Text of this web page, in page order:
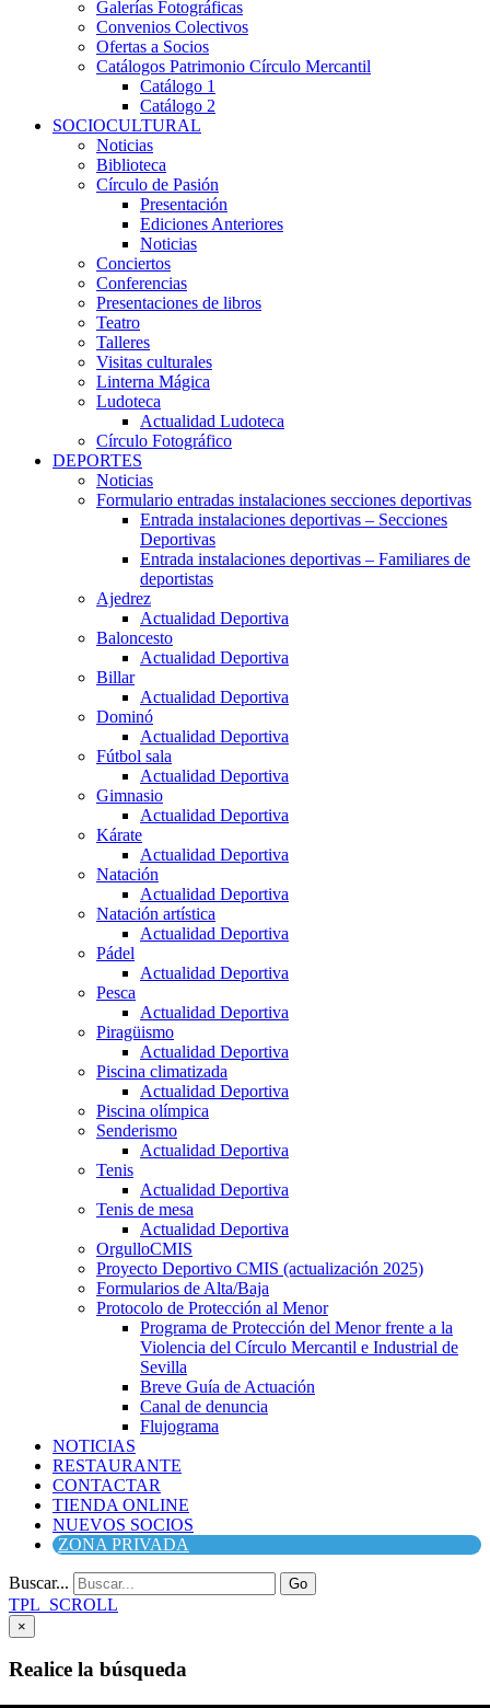
Galerías Fotográficas
Convenios Colectivos
Ofertas a Socios
Catálogos Patrimonio Círculo Mercantil
Catálogo 1
Catálogo 2
SOCIOCULTURAL
Noticias
Biblioteca
Círculo de Pasión
Presentación
Ediciones Anteriores
Noticias
Conciertos
Conferencias
Presentaciones de libros
Teatro
Talleres
Visitas culturales
Linterna Mágica
Ludoteca
Actualidad Ludoteca
Círculo Fotográfico
DEPORTES
Noticias
Formulario entradas instalaciones secciones deportivas
Entrada instalaciones deportivas – Secciones
Deportivas
Entrada instalaciones deportivas – Familiares de
deportistas
Ajedrez
Actualidad Deportiva
Baloncesto
Actualidad Deportiva
Billar
Actualidad Deportiva
Dominó
Actualidad Deportiva
Fútbol sala
Actualidad Deportiva
Gimnasio
Actualidad Deportiva
Kárate
Actualidad Deportiva
Natación
Actualidad Deportiva
Natación artística
Actualidad Deportiva
Pádel
Actualidad Deportiva
Pesca
Actualidad Deportiva
Piragüismo
Actualidad Deportiva
Piscina climatizada
Actualidad Deportiva
Piscina olímpica
Senderismo
Actualidad Deportiva
Tenis
Actualidad Deportiva
Tenis de mesa
Actualidad Deportiva
OrgulloCMIS
Proyecto Deportivo CMIS (actualización 2025)
Formularios de Alta/Baja
Protocolo de Protección al Menor
Programa de Protección del Menor frente a la
Violencia del Círculo Mercantil e Industrial de
Sevilla
Breve Guía de Actuación
Canal de denuncia
Flujograma
NOTICIAS
RESTAURANTE
CONTACTAR
TIENDA ONLINE
NUEVOS SOCIOS
ZONA PRIVADA
Buscar... Go
TPL_SCROLL
×
Realice la búsqueda